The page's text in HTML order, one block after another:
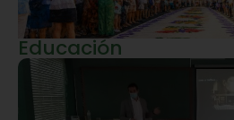
Educación